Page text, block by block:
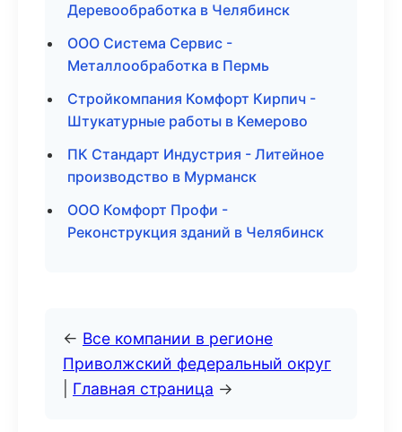
Деревообработка в Челябинск
ООО Система Сервис -
Металлообработка в Пермь
Стройкомпания Комфорт Кирпич -
Штукатурные работы в Кемерово
ПК Стандарт Индустрия - Литейное
производство в Мурманск
ООО Комфорт Профи -
Реконструкция зданий в Челябинск
← Все компании в регионе
Приволжский федеральный округ
Главная страница →